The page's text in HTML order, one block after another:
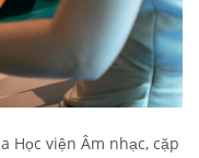
Học viện Âm nhạc, cặp